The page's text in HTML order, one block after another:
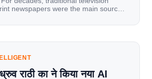
newspapers were the main sources
smartphones, and high-speed
first market where consumers
राठी का ने किया नया AI